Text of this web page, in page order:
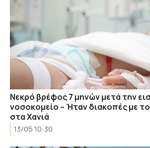
Νεκρό βρέφος 7 μηνών μετά την
νοσοκομείο – Ήταν διακοπές με
στα Χανιά
13/05 10:30